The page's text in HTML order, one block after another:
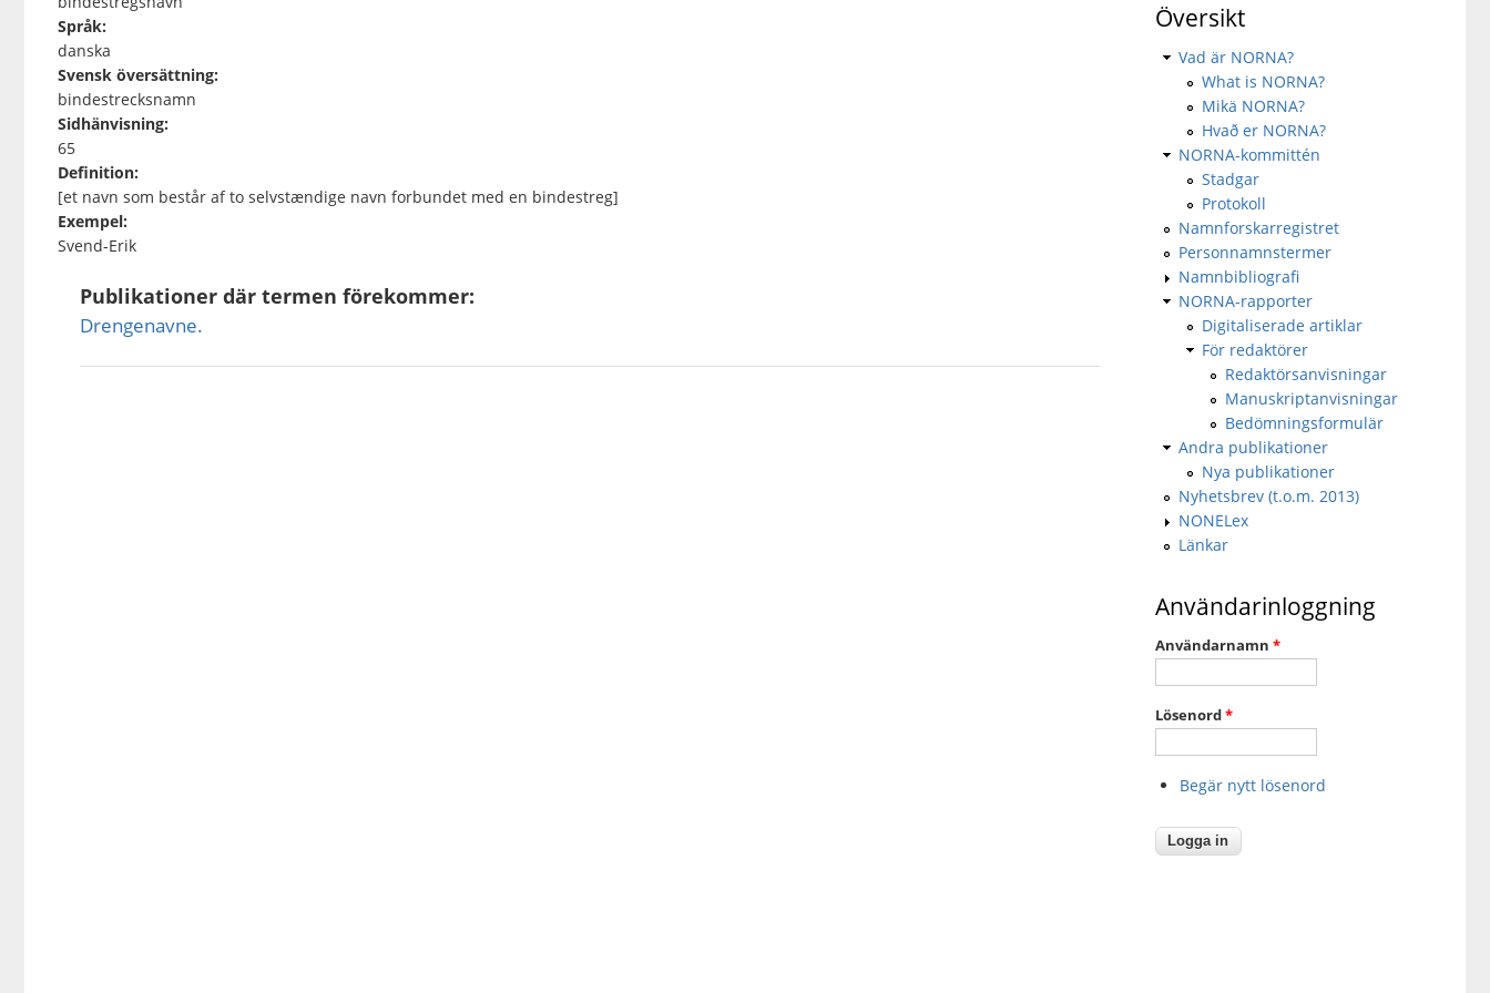
Språk:
danska
Svensk översättning:
bindestrecksnamn
Sidhänvisning:
65
Definition:
[et navn som består af to selvstændige navn forbundet med en bindestreg]
Exempel:
Svend-Erik
Publikationer där termen förekommer:
Drengenavne.
Översikt
Vad är NORNA?
What is NORNA?
Mikä NORNA?
Hvað er NORNA?
NORNA-kommittén
Stadgar
Protokoll
Namnforskarregistret
Personnamnstermer
Namnbibliografi
NORNA-rapporter
Digitaliserade artiklar
För redaktörer
Redaktörsanvisningar
Manuskriptanvisningar
Bedömningsformulär
Andra publikationer
Nya publikationer
Nyhetsbrev (t.o.m. 2013)
NONELex
Länkar
Användarinloggning
Användarnamn *
Lösenord*
Begär nytt lösenord